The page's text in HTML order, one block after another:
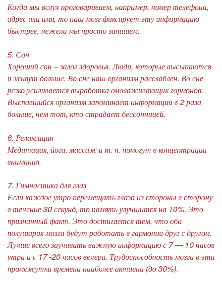
Когда мы вслух проговариваем, например, номер телефона,
адрес или имя, то наш мозг фиксирует эту информацию
быстрее, нежели мы просто запишем.
5. Сон
Хороший сон – залог здоровья. Люди, которые высыпаются
и живут дольше. Во сне наш организм расслаблен. Во сне
резко усиливается выработка омолаживающих гормонов.
Выспавшийся организм запоминает информации в 2 раза
больше, чем тот, кто страдает бессонницей.
6. Релаксация
Медитация, йога, массаж и т. п. помогут в концентрации
внимания.
7. Гимнастика для глаз
Если каждое утро перемещать глаза из стороны в сторону
в течение 30 секунд, то память улучшится на 10%. Это
признанный факт. Это достигается тем, что оба
полушария мозга будут работать в гармонии друг с другом.
Лучше всего заучивать важную информацию с 7 — 10 часов
утра и с 17 -20 часов вечера. Трудоспособность мозга в эти
промежутки времени наиболее активна (до 30%).